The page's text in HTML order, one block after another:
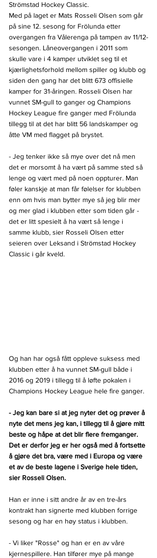
Strömstad Hockey Classic.
Med på laget er Mats Rosseli Olsen som går
på sine 12. sesong for Frölunda etter
overgangen fra Vålerenga på tampen av 11/12-
sesongen. Låneovergangen i 2011 som
skulle vare i 4 kamper utviklet seg til et
kjærlighetsforhold mellom spiller og klubb og
siden den gang har det blitt 673 offisielle
kamper for 31-åringen. Rosseli Olsen har
vunnet SM-gull to ganger og Champions
Hockey League fire ganger med Frölunda
tillegg til at det har blitt 56 landskamper og
åtte VM med flagget på brystet.
- Jeg tenker ikke så mye over det nå men
det er morsomt å ha vært på samme sted så
lenge og vært med på noen oppturer. Man
føler kanskje at man får følelser for klubben
enn om hvis man bytter mye så jeg blir mer
og mer glad i klubben etter som tiden går -
det er litt spesielt å ha vært så lenge i
samme klubb, sier Rosseli Olsen etter
seieren over Leksand i Strömstad Hockey
Classic i går kveld.
Og han har også fått oppleve suksess med
klubben etter å ha vunnet SM-gull både i
2016 og 2019 i tillegg til å løfte pokalen i
Champions Hockey League hele fire ganger.
- Jeg kan bare si at jeg nyter det og prøver å
nyte det mens jeg kan, i tillegg til å gjøre mitt
beste og håpe at det blir flere fremganger.
Det er derfor jeg er her også med å fortsette
å gjøre det bra, være med i Europa og være
et av de beste lagene i Sverige hele tiden,
sier Rosseli Olsen.
Han er inne i sitt andre år av en tre-års
kontrakt han signerte med klubben forrige
sesong og har en høy status i klubben.
- Vi liker "Rosse" og han er en av våre
kjernespillere. Han tilfører mye på mange